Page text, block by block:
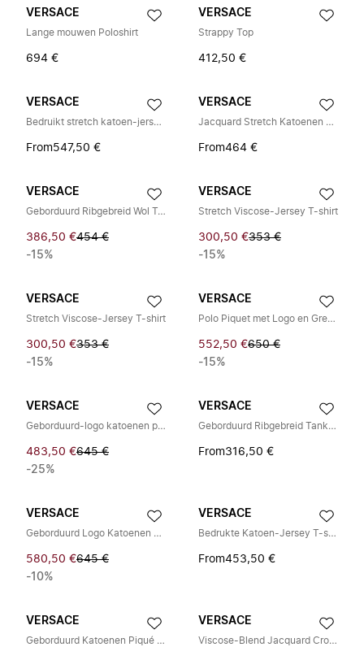
VERSACE
Lange mouwen Poloshirt
694 €
VERSACE
Strappy Top
412,50 €
VERSACE
Bedruikt stretch katoen-jersey T-shirt
From547,50 €
VERSACE
Jacquard Stretch Katoenen Jersey T-shirt
From464 €
VERSACE
Geborduurd Ribgebreid Wol Tanktop
386,50 €454 €
-15%
VERSACE
Stretch Viscose-Jersey T-shirt
300,50 €353 €
-15%
VERSACE
Stretch Viscose-Jersey T-shirt
300,50 €353 €
-15%
VERSACE
Polo Piquet met Logo en Greca Borduurwerk
552,50 €650 €
-15%
VERSACE
Geborduurd-logo katoenen piqué polo
483,50 €645 €
-25%
VERSACE
Geborduurd Ribgebreid Tanktop van Wol
From316,50 €
VERSACE
Geborduurd Logo Katoenen Piqué Polo
580,50 €645 €
-10%
VERSACE
Bedrukte Katoen-Jersey T-shirt
From453,50 €
VERSACE
Geborduurd Katoenen Piqué Polo
VERSACE
Viscose-Blend Jacquard Crop Top